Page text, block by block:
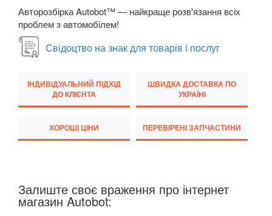
Eos (1F7, 1F8)
FOX (5Z1)
Golf V Variant (1K5)
Golf VI (5K1)
Golf VI Variant (AJ5)
Авторозбірка Autobot™ — найкраще розв'язання всіх
проблем з автомобілем!
Свідоцтво на знак для товарів і послуг
ІНДИВІДУАЛЬНИЙ ПІДХІД
ДО КЛІЄНТА
ШВИДКА ДОСТАВКА ПО
УКРАЇНІ
ХОРОШІ ЦІНИ ПЕРЕВІРЕНІ ЗАПЧАСТИНИ
Залиште своє враження про інтернет
магазин Autobot: